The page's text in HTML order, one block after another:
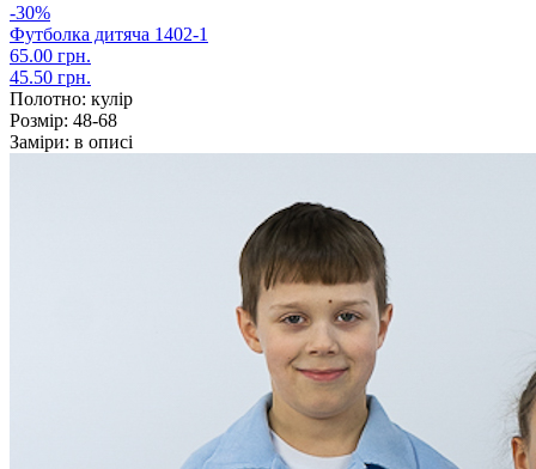
-30%
Футболка дитяча 1402-1
65.00 грн.
45.50 грн.
Полотно: кулір
Розмір: 48-68
Заміри: в описі